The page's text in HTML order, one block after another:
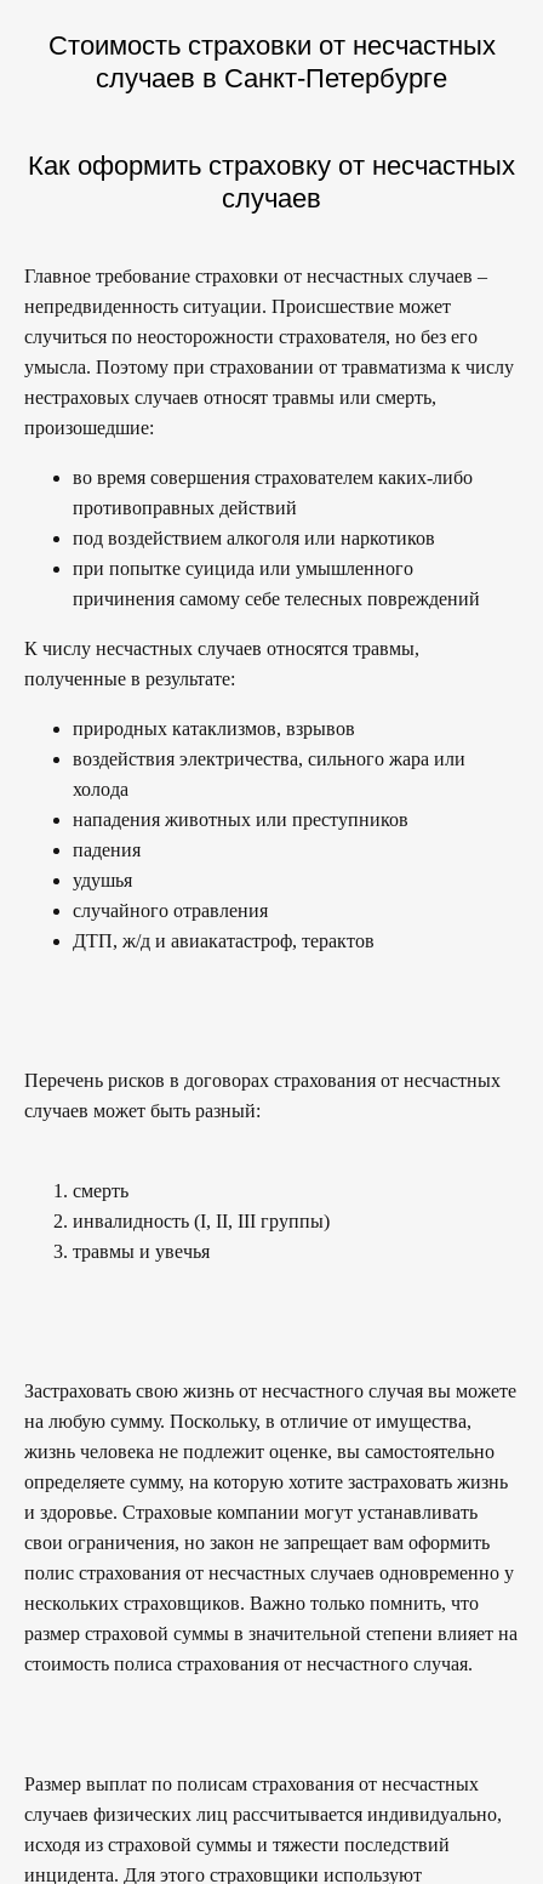
Стоимость страховки от несчастных
случаев в Санкт-Петербурге
Как оформить страховку от несчастных
случаев
Главное требование страховки от несчастных случаев –
непредвиденность ситуации. Происшествие может
случиться по неосторожности страхователя, но без его
умысла. Поэтому при страховании от травматизма к числу
нестраховых случаев относят травмы или смерть,
произошедшие:
во время совершения страхователем каких-либо
противоправных действий
под воздействием алкоголя или наркотиков
при попытке суицида или умышленного
причинения самому себе телесных повреждений
К числу несчастных случаев относятся травмы,
полученные в результате:
природных катаклизмов, взрывов
воздействия электричества, сильного жара или
холода
нападения животных или преступников
падения
удушья
случайного отравления
ДТП, ж/д и авиакатастроф, терактов
Перечень рисков в договорах страхования от несчастных
случаев может быть разный:
смерть
инвалидность (I, II, III группы)
травмы и увечья
Застраховать свою жизнь от несчастного случая вы можете
на любую сумму. Поскольку, в отличие от имущества,
жизнь человека не подлежит оценке, вы самостоятельно
определяете сумму, на которую хотите застраховать жизнь
и здоровье. Страховые компании могут устанавливать
свои ограничения, но закон не запрещает вам оформить
полис страхования от несчастных случаев одновременно у
нескольких страховщиков. Важно только помнить, что
размер страховой суммы в значительной степени влияет на
стоимость полиса страхования от несчастного случая.
Размер выплат по полисам страхования от несчастных
случаев физических лиц рассчитывается индивидуально,
исходя из страховой суммы и тяжести последствий
инцидента. Для этого страховщики используют